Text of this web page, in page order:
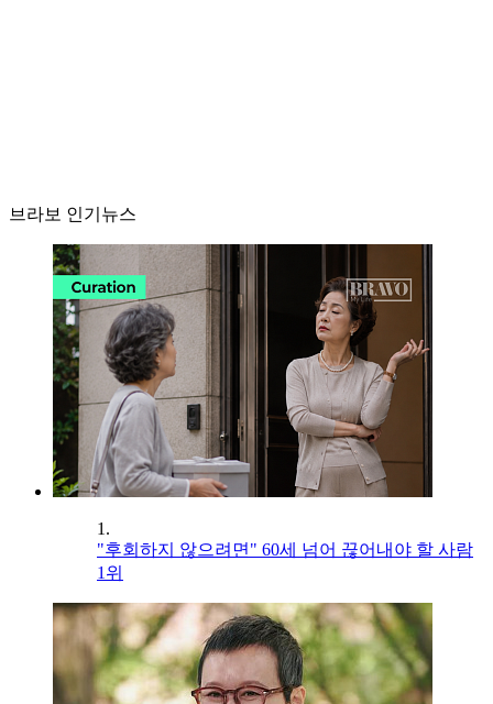
브라보 인기뉴스
1.
"후회하지 않으려면" 60세 넘어 끊어내야 할 사람
1위